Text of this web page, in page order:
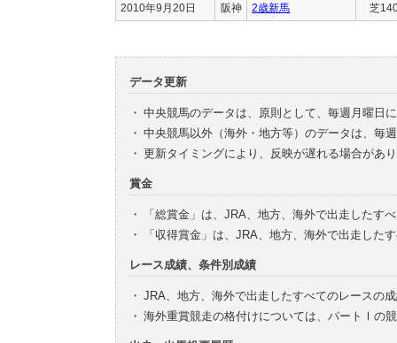
2010年9月20日 阪神 2歳新馬 芝
データ更新
・ 中央競馬のデータは、原則として、毎週月曜日
・ 中央競馬以外（海外・地方等）のデータは、毎
・ 更新タイミングにより、反映が遅れる場合があ
賞金
・
「総賞金」は、JRA、地方、海外で出走したす
・
「収得賞金」は、JRA、地方、海外で出走した
レース成績、条件別成績
・ JRA、地方、海外で出走したすべてのレースの
・ 海外重賞競走の格付けについては、パートⅠの